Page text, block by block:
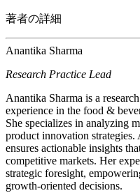
著者の詳細
Anantika Sharma
Research Practice Lead
Anantika Sharma is a
experience in the food &
She specializes in analyzing
product innovation strategies.
ensures actionable insights
competitive markets. Her
strategic foresight,
growth-oriented decisions.